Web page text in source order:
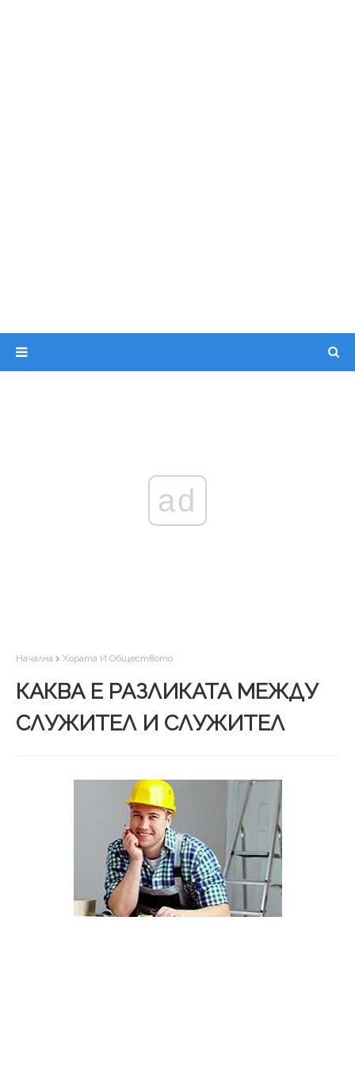
ad
Начална Хората И Обществото
КАКВА Е РАЗЛИКАТА МЕЖДУ
СЛУЖИТЕЛ И СЛУЖИТЕЛ